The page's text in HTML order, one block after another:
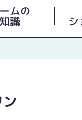
ムの
識